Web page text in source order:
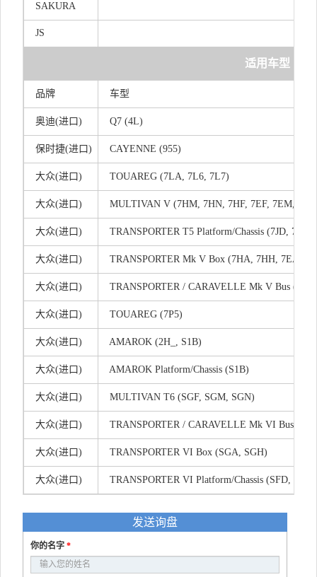
SAKURA
JS
适用车型
品牌 车型
奥迪(进口) Q7 (4L)
保时捷(进口) CAYENNE (955)
大众(进口) TOUAREG (7LA, 7L6, 7L7)
大众(进口) MULTIVAN V (7HM, 7HN, 7HF, 7EF, 7EM,
大众(进口) TRANSPORTER T5 Platform/Chassis (7JD, 7JE,
大众(进口) TRANSPORTER Mk V Box (7HA, 7HH, 7EA,
大众(进口) TRANSPORTER / CARAVELLE Mk V Bus
大众(进口) TOUAREG (7P5)
大众(进口) AMAROK (2H_, S1B)
大众(进口) AMAROK Platform/Chassis (S1B)
大众(进口) MULTIVAN T6 (SGF, SGM, SGN)
大众(进口) TRANSPORTER / CARAVELLE Mk VI Bus
大众(进口) TRANSPORTER VI Box (SGA, SGH)
大众(进口) TRANSPORTER VI Platform/Chassis (SFD,
发送询盘
你的名字 *